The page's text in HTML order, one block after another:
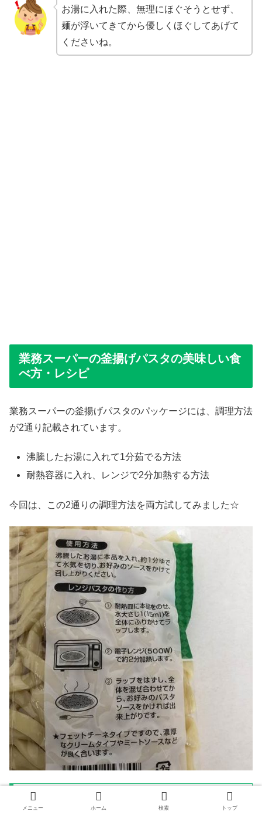
お湯に入れた際、無理にほぐそうとせず、
麺が浮いてきてから優しくほぐしてあげて
くださいね。
業務スーパーの釜揚げパスタの美味しい食
べ方・レシピ
業務スーパーの釜揚げパスタのパッケージには、調理方法
が2通り記載されています。
沸騰したお湯に入れて1分茹でる方法
耐熱容器に入れ、レンジで2分加熱する方法
今回は、この2通りの調理方法を両方試してみました☆
釜揚げパスタを茹でてカルボナーラに！
メニュー ホーム 検索 トップ